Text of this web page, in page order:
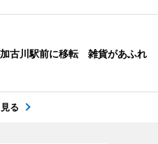
古川駅前に移転 雑貨があふれ
る